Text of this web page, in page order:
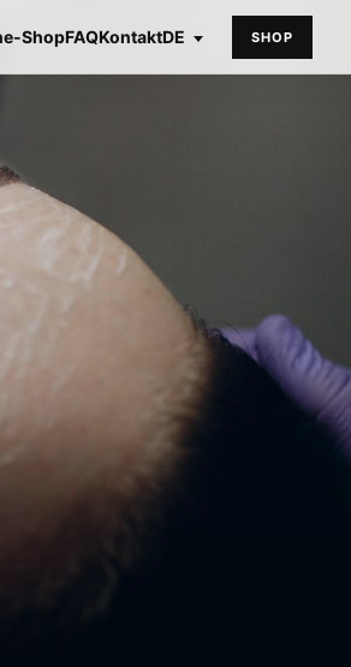
ShopFAQKontaktDE SHOP